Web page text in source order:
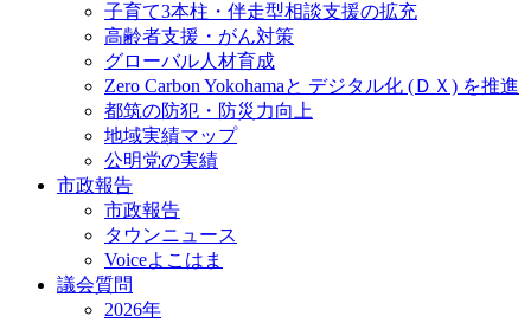
子育て3本柱・伴走型相談支援の拡充
高齢者支援・がん対策
グローバル人材育成
Zero Carbon Yokohamaと デジタル化 (ＤＸ) を推進
都筑の防犯・防災力向上
地域実績マップ
公明党の実績
市政報告
市政報告
タウンニュース
Voiceよこはま
議会質問
2026年